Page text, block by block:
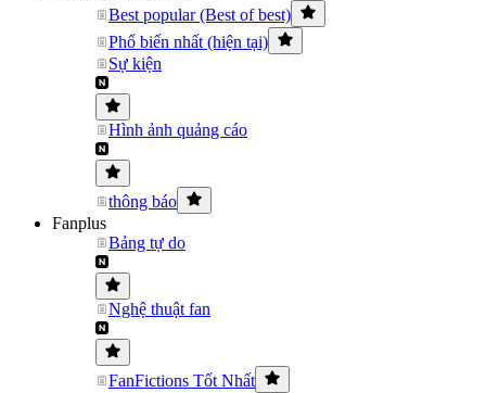
Best popular (Best of best)
Phổ biến nhất (hiện tại)
Sự kiện
Hình ảnh quảng cáo
thông báo
Fanplus
Bảng tự do
Nghệ thuật fan
FanFictions Tốt Nhất